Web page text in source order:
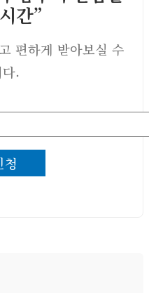
멈추어 말씀을
편하게 받아보실 수